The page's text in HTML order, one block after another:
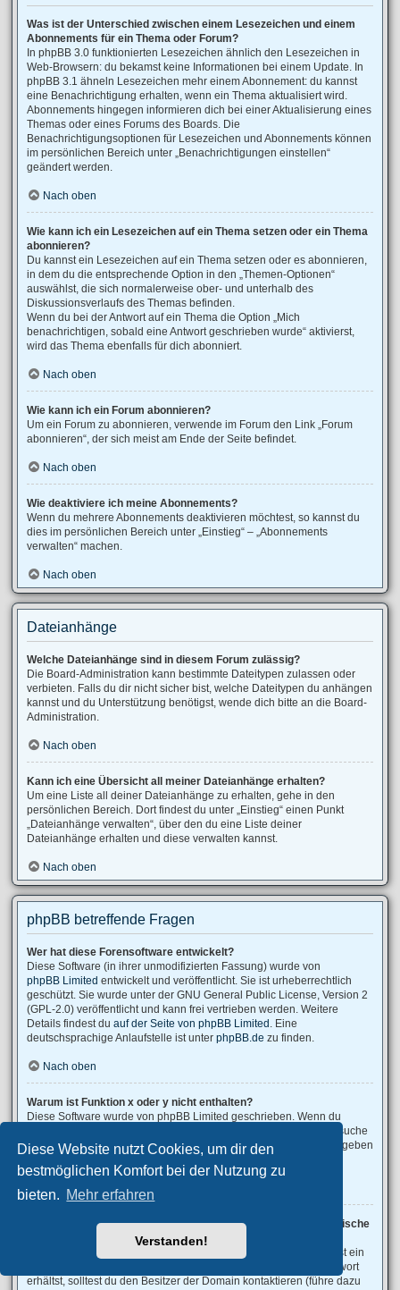
Diese Website nutzt Cookies, um dir den
bestmöglichen Komfort bei der Nutzung zu
bieten. Mehr erfahren
Verstanden!
Was ist der Unterschied zwischen einem Lesezeichen und einem
Abonnements für ein Thema oder Forum?
In phpBB 3.0 funktionierten Lesezeichen ähnlich den Lesezeichen in
Web-Browsern: du bekamst keine Informationen bei einem Update. In
phpBB 3.1 ähneln Lesezeichen mehr einem Abonnement: du kannst
eine Benachrichtigung erhalten, wenn ein Thema aktualisiert wird.
Abonnements hingegen informieren dich bei einer Aktualisierung eines
Themas oder eines Forums des Boards. Die
Benachrichtigungsoptionen für Lesezeichen und Abonnements können
im persönlichen Bereich unter „Benachrichtigungen einstellen“
geändert werden.
Nach oben
Wie kann ich ein Lesezeichen auf ein Thema setzen oder ein Thema
abonnieren?
Du kannst ein Lesezeichen auf ein Thema setzen oder es abonnieren,
in dem du die entsprechende Option in den „Themen-Optionen“
auswählst, die sich normalerweise ober- und unterhalb des
Diskussionsverlaufs des Themas befinden.
Wenn du bei der Antwort auf ein Thema die Option „Mich
benachrichtigen, sobald eine Antwort geschrieben wurde“ aktivierst,
wird das Thema ebenfalls für dich abonniert.
Nach oben
Wie kann ich ein Forum abonnieren?
Um ein Forum zu abonnieren, verwende im Forum den Link „Forum
abonnieren“, der sich meist am Ende der Seite befindet.
Nach oben
Wie deaktiviere ich meine Abonnements?
Wenn du mehrere Abonnements deaktivieren möchtest, so kannst du
dies im persönlichen Bereich unter „Einstieg“ – „Abonnements
verwalten“ machen.
Nach oben
Dateianhänge
Welche Dateianhänge sind in diesem Forum zulässig?
Die Board-Administration kann bestimmte Dateitypen zulassen oder
verbieten. Falls du dir nicht sicher bist, welche Dateitypen du anhängen
kannst und du Unterstützung benötigst, wende dich bitte an die Board-
Administration.
Nach oben
Kann ich eine Übersicht all meiner Dateianhänge erhalten?
Um eine Liste all deiner Dateianhänge zu erhalten, gehe in den
persönlichen Bereich. Dort findest du unter „Einstieg“ einen Punkt
„Dateianhänge verwalten“, über den du eine Liste deiner
Dateianhänge erhalten und diese verwalten kannst.
Nach oben
phpBB betreffende Fragen
Wer hat diese Forensoftware entwickelt?
Diese Software (in ihrer unmodifizierten Fassung) wurde von
phpBB Limited entwickelt und veröffentlicht. Sie ist urheberrechtlich
geschützt. Sie wurde unter der GNU General Public License, Version 2
(GPL-2.0) veröffentlicht und kann frei vertrieben werden. Weitere
Details findest du auf der Seite von phpBB Limited . Eine
deutschsprachige Anlaufstelle ist unter phpBB.de zu finden.
Nach oben
Warum ist Funktion x oder y nicht enthalten?
Diese Software wurde von phpBB Limited geschrieben. Wenn du
denkst, dass eine Funktion implementiert werden sollte, dann besuche
phpBB Ideas, wo du deine Stimme für bestehende Vorschläge abgeben
oder neue Funktionen vorschlagen kannst.
Nach oben
An wen soll ich mich wenden, falls es Beschwerden oder juristische
Anfragen zu diesem Forum gibt?
Jeder Administrator, der auf der „Das Team“-Seite aufgeführt ist, ist ein
geeigneter Kontakt für deine Beschwerde. Wenn du so keine Antwort
erhältst, solltest du den Besitzer der Domain kontaktieren (führe dazu